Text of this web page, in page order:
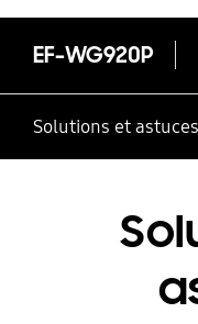
EF-WG920P
Solutions et astuces